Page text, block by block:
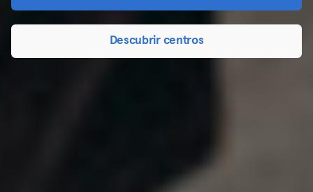
Descubrir centros